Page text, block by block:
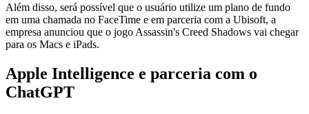
Além disso, será possível que o usuário utilize um plano de fundo
em uma chamada no FaceTime e em parceria com a Ubisoft, a
empresa anunciou que o jogo Assassin's Creed Shadows vai chegar
para os Macs e iPads.
Apple Intelligence e parceria com o
ChatGPT